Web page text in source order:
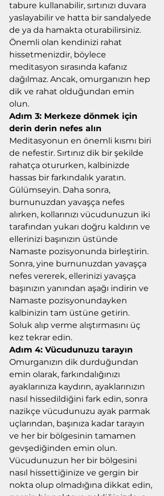
tabure kullanabilir, sırtınızı duvara
yaslayabilir ve hatta bir sandalyede
de ya da hamakta oturabilirsiniz.
Önemli olan kendinizi rahat
hissetmenizdir, böylece
meditasyon sırasında kafanız
dağılmaz. Ancak, omurganızın hep
dik ve rahat olduğundan emin
olun.
Adım 3: Merkeze dönmek için
derin derin nefes alın
Meditasyonun en önemli kısmı biri
de nefestir. Sırtınız dik bir şekilde
rahatça otururken, kalbinizde
hassas bir farkındalık yaratın.
Gülümseyin. Daha sonra,
burnunuzdan yavaşça nefes
alırken, kollarınızı vücudunuzun iki
tarafından yukarı doğru kaldırın ve
ellerinizi başınızın üstünde
Namaste pozisyonunda birleştirin.
Sonra, yine burnunuzdan yavaşça
nefes vererek, ellerinizi yavaşça
başınızın yanından aşağı indirin ve
Namaste pozisyonundayken
kalbinizin tam üstüne getirin.
Soluk alıp verme alıştırmasını üç
kez tekrar edin.
Adım 4: Vücudunuzu tarayın
Omurganızın dik durduğundan
emin olarak, farkındalığınızı
ayaklarınıza kaydırın, ayaklarınızın
nasıl hissedildiğini fark edin, sonra
nazikçe vücudunuzu ayak parmak
uçlarından, başınıza kadar tarayın
ve her bir bölgesinin tamamen
gevşediğinden emin olun.
Vücudunuzun her bir bölgesini
nasıl hissettiğinize ve gergin bir
nokta olup olmadığına dikkat edin,